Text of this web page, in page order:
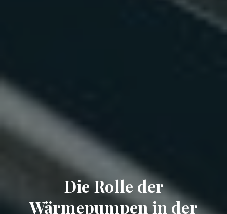
Die Rolle der
Wärmepumpen in der